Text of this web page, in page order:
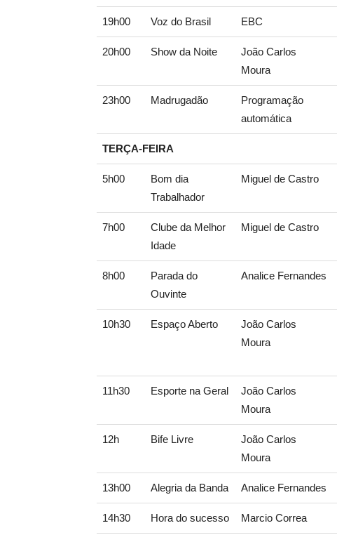
19h00 Voz do Brasil EBC
20h00 Show da Noite
João Carlos
Moura
23h00 Madrugadão
Programação
automática
TERÇA-FEIRA
5h00
Bom dia
Trabalhador
Miguel de Castro
7h00
Clube da Melhor
Idade
Miguel de Castro
8h00
Parada do
Ouvinte
Analice Fernandes
10h30 Espaço Aberto
João Carlos
Moura
11h30 Esporte na Geral
João Carlos
Moura
12h Bife Livre
João Carlos
Moura
13h00 Alegria da Banda Analice Fernandes
14h30 Hora do sucesso Marcio Correa